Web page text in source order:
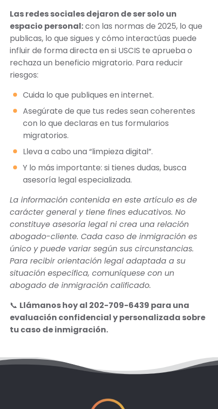
Las redes sociales dejaron de ser solo un
espacio personal:con las normas de 2025, lo que
publicas, lo que sigues y cómo interactúas puede
influir de forma directa en si USCIS te aprueba o
rechaza un beneficio migratorio. Para reducir
riesgos:
Cuida lo que publiques en internet.
Asegúrate de que tus redes sean coherentes
con lo que declaras en tus formularios
migratorios.
Lleva a cabo una “limpieza digital”.
Y lo más importante: si tienes dudas, busca
asesoría legal especializada.
La información contenida en este artículo es de
carácter general y tiene fines educativos. No
constituye asesoría legal ni crea una relación
abogado-cliente. Cada caso de inmigración es
único y puede variar según sus circunstancias.
Para recibir orientación legal adaptada a su
situación específica, comuníquese con un
abogado de inmigración calificado.
📞 Llámanos hoy al 202-709-6439 para una
evaluación confidencial y personalizada sobre
tu caso de inmigración.